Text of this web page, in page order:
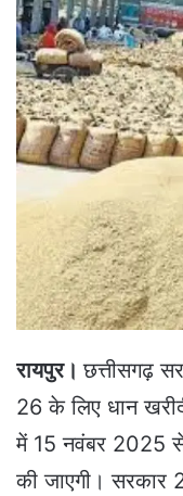
n
d
a
n
e
m
a
l
रायपुर।छत्तीसगढ़
26 के लिए धान
में 15 नवंबर 2025
की जाएगी।